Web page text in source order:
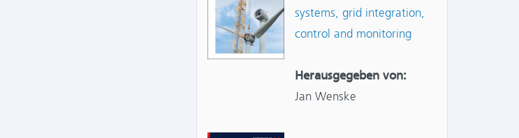
systems, grid integration,
control and monitoring
Herausgegeben von:
Jan Wenske